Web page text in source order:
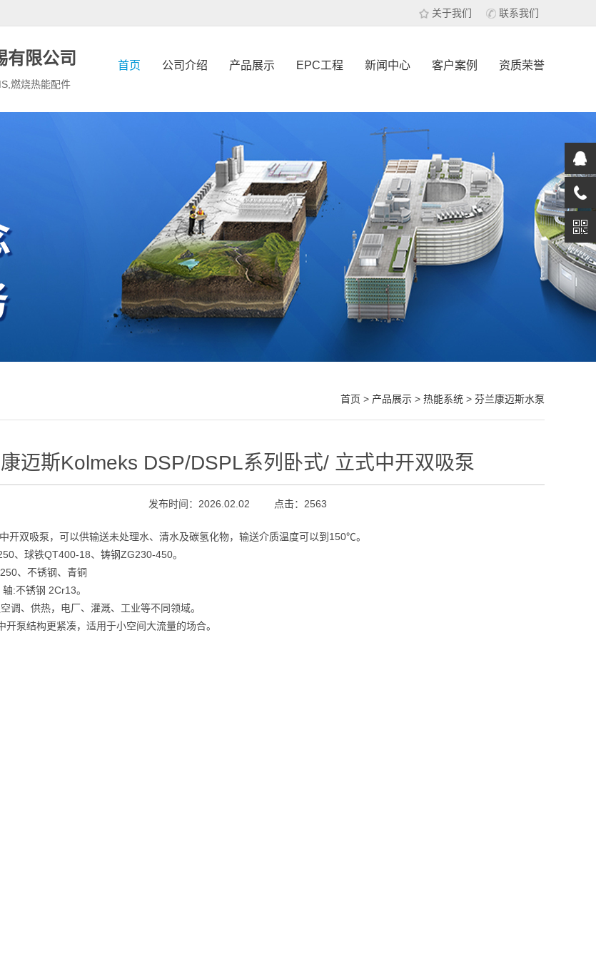
关于我们 联系我们
首页 公司介绍 产品展示 EPC工程 新闻中心 客户案例 资质荣誉
有限公司
燃烧热能配件
首页 > 产品展示 > 热能系统 > 芬兰康迈斯水泵
康迈斯Kolmeks DSP/DSPL系列卧式/ 立式中开双吸泵
发布时间：2026.02.02 点击：2563
开双吸泵，可以供输送未处理水、清水及碳氢化物，输送介质温度可以到150℃。
、球铁QT400-18、铸钢ZG230-450。
、不锈钢、青铜
:不锈钢 2Cr13。
调、供热，电厂、灌溉、工业等不同领域。
开泵结构更紧凑，适用于小空间大流量的场合。